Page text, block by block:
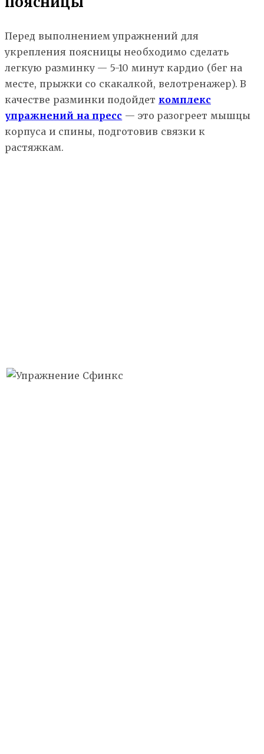
Перед выполнением упражнений для
укрепления поясницы необходимо сделать
легкую разминку — 5-10 минут кардио (бег на
месте, прыжки со скакалкой, велотренажер). В
качестве разминки подойдет комплекс
упражнений на пресс — это разогреет мышцы
корпуса и спины, подготовив связки к
растяжкам.